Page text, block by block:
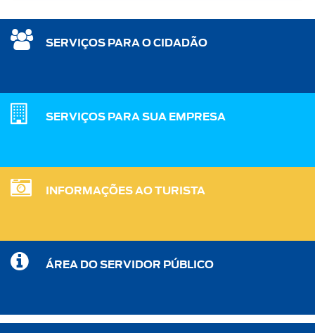
SERVIÇOS PARA O CIDADÃO
SERVIÇOS PARA SUA EMPRESA
INFORMAÇÕES AO TURISTA
ÁREA DO SERVIDOR PÚBLICO